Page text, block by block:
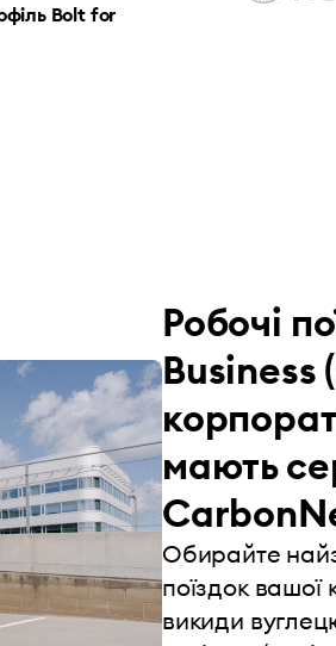
Bolt for
Робочі
мають
Обирайте
поїздок вашої
викиди